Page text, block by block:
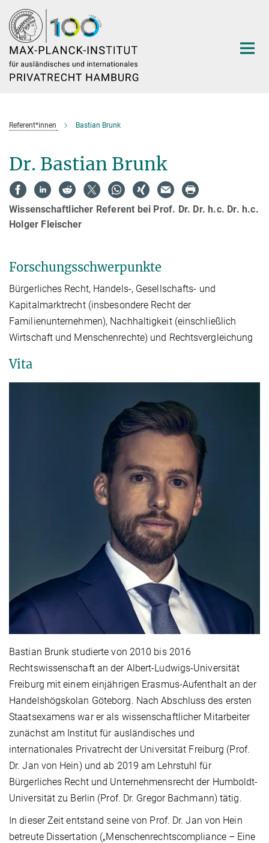
Hauptinhalt
Referent*innen Bastian Brunk
Dr. Bastian Brunk
Wissenschaftlicher Referent bei Prof. Dr. Dr. h.c. Dr. h.c.
Holger Fleischer
Forschungsschwerpunkte
Bürgerliches Recht, Handels-, Gesellschafts- und
Kapitalmarktrecht (insbesondere Recht der
Familienunternehmen), Nachhaltigkeit (einschließlich
Wirtschaft und Menschenrechte) und Rechtsvergleichung
Vita
Bastian Brunk studierte von 2010 bis 2016
Rechtswissenschaft an der Albert-Ludwigs-Universität
Freiburg mit einem einjährigen Erasmus-Aufenthalt an der
Handelshögskolan Göteborg. Nach Abschluss des ersten
Staatsexamens war er als wissenschaftlicher Mitarbeiter
zunächst am Institut für ausländisches und
internationales Privatrecht der Universität Freiburg (Prof.
Dr. Jan von Hein) und ab 2019 am Lehrstuhl für
Bürgerliches Recht und Unternehmensrecht der Humboldt-
Universität zu Berlin (Prof. Dr. Gregor Bachmann) tätig.
In dieser Zeit entstand seine von Prof. Dr. Jan von Hein
betreute Dissertation („Menschenrechtscompliance – Eine